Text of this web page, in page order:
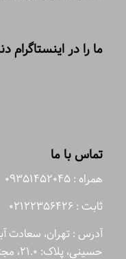
ما را در اینستاگرام
تماس با ما
همراه : 09351452045
ثابت : 02122356426
آدرس : تهران، سعادت
حسینی، پلاک: 21.0، مجتمع گلها، بلوک17